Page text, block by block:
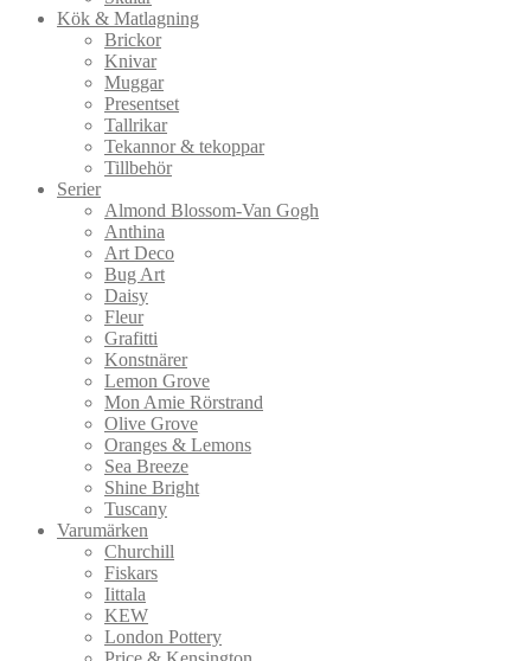
Kök & Matlagning
Brickor
Knivar
Muggar
Presentset
Tallrikar
Tekannor & tekoppar
Tillbehör
Serier
Almond Blossom-Van Gogh
Anthina
Art Deco
Bug Art
Daisy
Fleur
Grafitti
Konstnärer
Lemon Grove
Mon Amie Rörstrand
Olive Grove
Oranges & Lemons
Sea Breeze
Shine Bright
Tuscany
Varumärken
Churchill
Fiskars
Iittala
KEW
London Pottery